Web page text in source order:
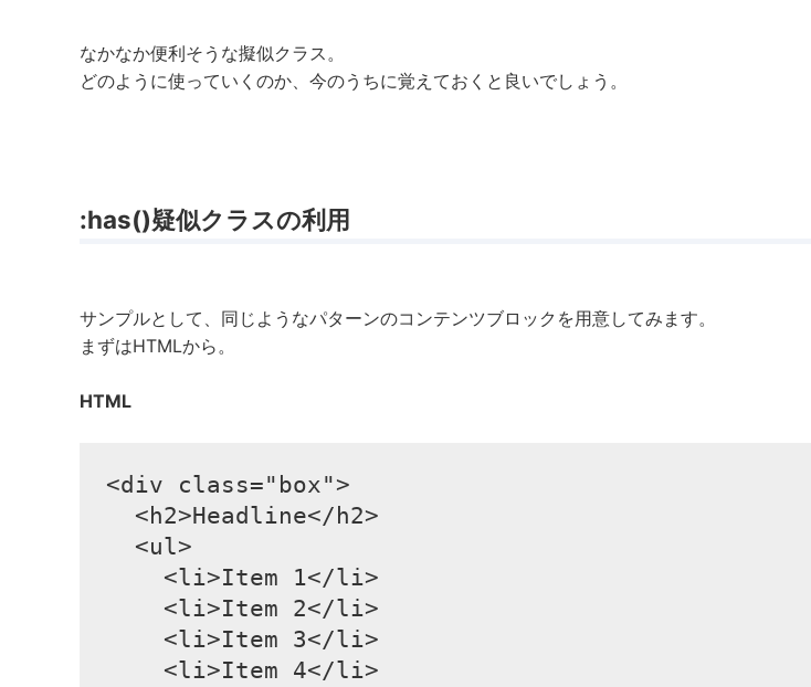
なかなか便利そうな擬似クラス。
どのように使っていくのか、今のうちに覚えておくと良いでしょう。
:has()疑似クラスの利用
サンプルとして、同じようなパターンのコンテンツブロックを用意してみます。
まずはHTMLから。
HTML
<div class="box">
  <h2>Headline</h2>
  <ul>
    <li>Item 1</li>
    <li>Item 2</li>
    <li>Item 3</li>
    <li>Item 4</li>